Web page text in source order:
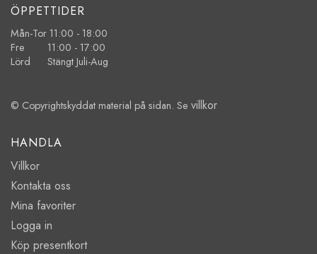
ÖPPETTIDER
Mån-Tor 11:00 - 18:00
Fre 11:00 - 17:00
Lörd Stängt Juli-Aug
© Copyrightskyddat material på sidan. Se villkor
HANDLA
Villkor
Kontakta oss
Mina favoriter
Logga in
Köp presentkort